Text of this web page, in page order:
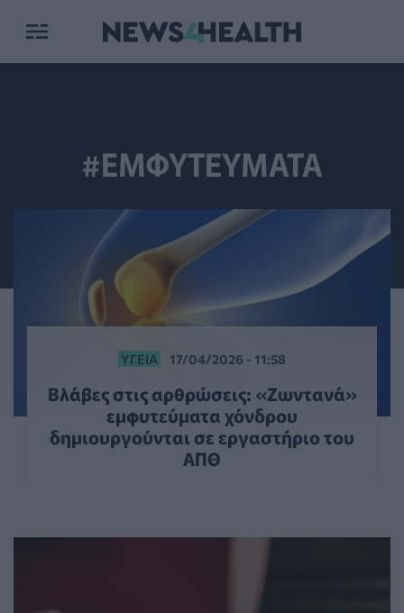
#ΕΜΦΥΤΕΥΜΑΤΑ
ΥΓΕΊΑ 17/04/2026 - 11:58
Βλάβες στις αρθρώσεις: «Ζωντανά»
εμφυτεύματα χόνδρου
δημιουργούνται σε εργαστήριο του
ΑΠΘ